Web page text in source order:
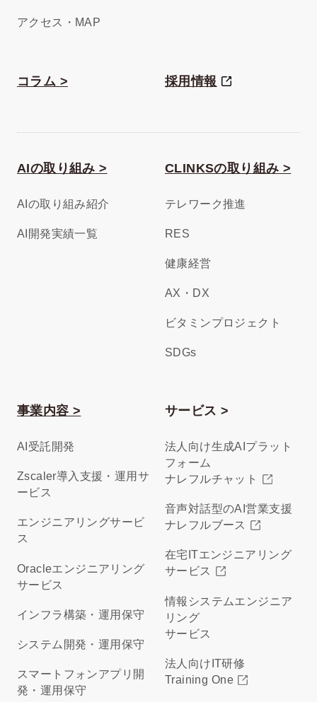
アクセス・MAP
コラム > 採用情報
AIの取り組み >
AIの取り組み紹介
AI開発実績一覧
CLINKSの取り組み >
テレワーク推進
RES
健康経営
AX・DX
ビタミンプロジェクト
SDGs
事業内容 >
AI受託開発
Zscaler導入支援・運用サ
ービス
エンジニアリングサービ
ス
Oracleエンジニアリング
サービス
インフラ構築・運用保守
システム開発・運用保守
スマートフォンアプリ開
発・運用保守
サービス >
法人向け生成AIプラット
フォーム
ナレフルチャット
音声対話型のAI営業支援
ナレフルブース
在宅ITエンジニアリング
サービス
情報システムエンジニア
リング
サービス
法人向けIT研修
Training One